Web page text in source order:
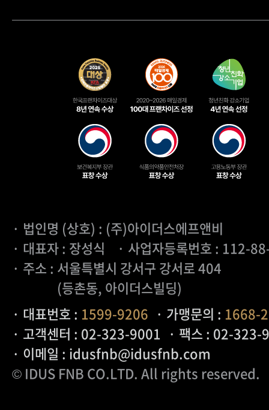
· 법인명 (상호) : (주)아이더스에프앤비
· 대표자 : 장성식
· 사업자등록번호 : 112-
· 주소 : 서울특별시 강서구 강서로 404
(등촌동, 아이더스빌딩)
· 대표번호 : 1599-9206 · 가맹문의 : 1668-
· 고객센터 : 02-323-9001 · 팩스 : 02-323-
· 이메일 : idusfnb@idusfnb.com
© IDUS FNB CO.LTD. All rights reserved.